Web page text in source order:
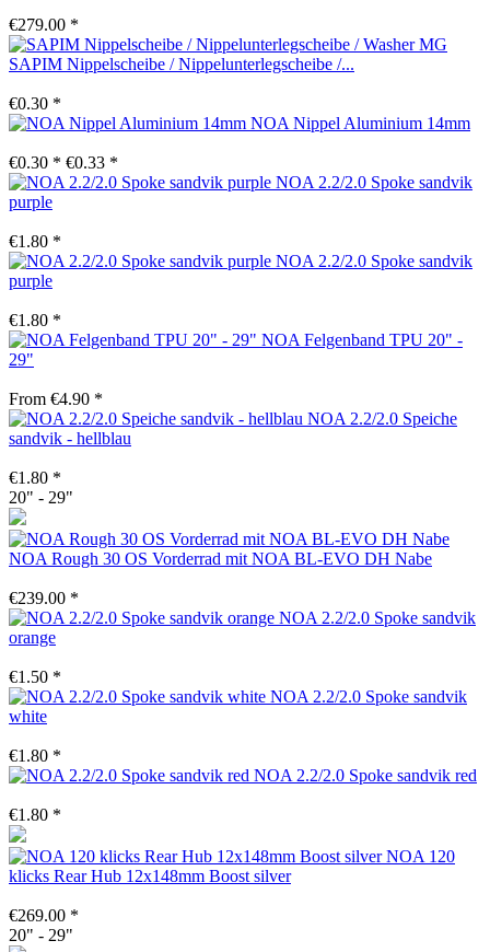
€279.00 *
SAPIM Nippelscheibe / Nippelunterlegscheibe /...
€0.30 *
NOA Nippel Aluminium 14mm
€0.30 * €0.33 *
NOA 2.2/2.0 Spoke sandvik
purple
€1.80 *
NOA 2.2/2.0 Spoke sandvik
purple
€1.80 *
NOA Felgenband TPU 20" -
29"
From €4.90 *
NOA 2.2/2.0 Speiche
sandvik - hellblau
€1.80 *
20" - 29"
NOA Rough 30 OS Vorderrad mit NOA BL-EVO DH Nabe
€239.00 *
NOA 2.2/2.0 Spoke sandvik
orange
€1.50 *
NOA 2.2/2.0 Spoke sandvik
white
€1.80 *
NOA 2.2/2.0 Spoke sandvik red
€1.80 *
NOA 120
klicks Rear Hub 12x148mm Boost silver
€269.00 *
20" - 29"